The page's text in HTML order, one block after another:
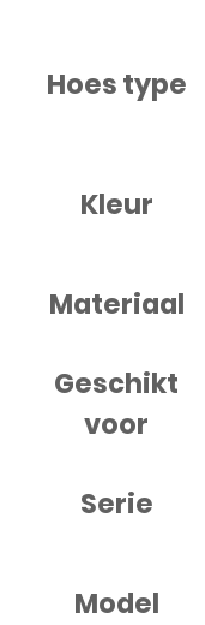
Hoes type
Kleur
Materiaal
Geschikt
voor
Serie
Model